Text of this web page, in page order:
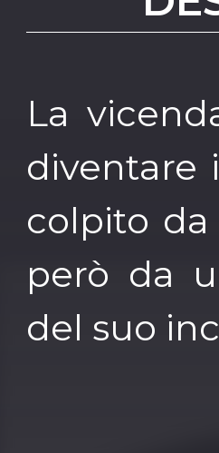
La
diventare
colpito
però da
del suo